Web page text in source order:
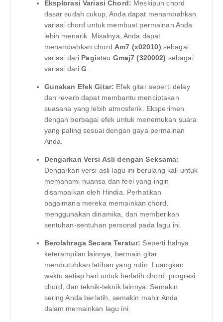
Eksplorasi Variasi Chord: Meskipun chord
dasar sudah cukup, Anda dapat menambahkan
variasi chord untuk membuat permainan Anda
lebih menarik. Misalnya, Anda dapat
menambahkan chord Am7 (x02010) sebagai
variasi dari Pagiatau Gmaj7 (320002) sebagai
variasi dariG
Gunakan Efek Gitar: Efek gitar seperti delay
dan reverb dapat membantu menciptakan
suasana yang lebih atmosferik. Eksperimen
dengan berbagai efek untuk menemukan suara
yang paling sesuai dengan gaya permainan
Anda.
Dengarkan Versi Asli dengan Seksama:
Dengarkan versi asli lagu ini berulang kali untuk
memahami nuansa dan feel yang ingin
disampaikan oleh Hindia. Perhatikan
bagaimana mereka memainkan chord,
menggunakan dinamika, dan memberikan
sentuhan-sentuhan personal pada lagu ini.
Berolahraga Secara Teratur: Seperti halnya
keterampilan lainnya, bermain gitar
membutuhkan latihan yang rutin. Luangkan
waktu setiap hari untuk berlatih chord, progresi
chord, dan teknik-teknik lainnya. Semakin
sering Anda berlatih, semakin mahir Anda
dalam memainkan lagu ini.